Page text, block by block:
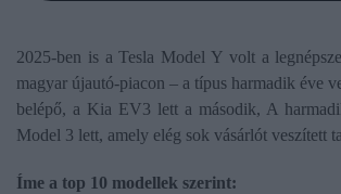
2025-ben is a Tesla Model Y volt a
magyar újautó-piacon – a típus harmadik éve
belépő, a Kia EV3 lett a második, A
Model 3 lett, amely elég sok vásárlót veszített
Íme a top 10 modellek szerint: